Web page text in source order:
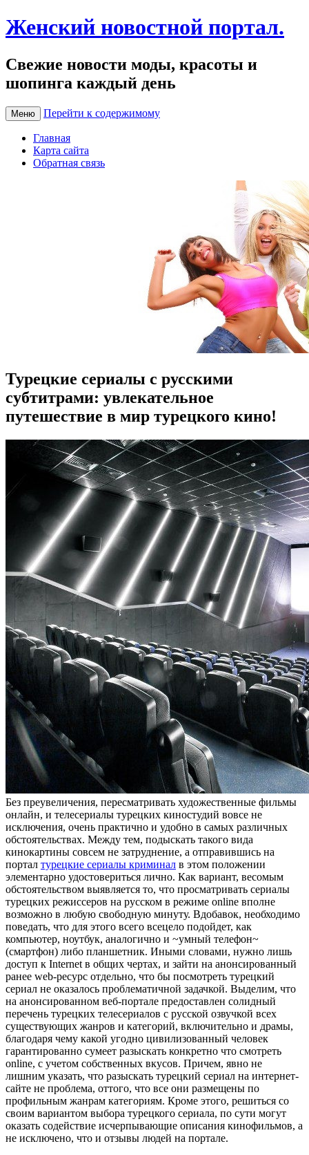
Женский новостной портал.
Свежие новости моды, красоты и
шопинга каждый день
Меню Перейти к содержимому
Главная
Карта сайта
Обратная связь
Турецкие сериалы с русскими
субтитрами: увлекательное
путешествие в мир турецкого кино!
Бeз прeувeличeния, пересматривать художественные фильмы
онлайн, и телесериалы турецких киностудий вовсе не
исключения, очень практично и удобно в самых различных
обстоятельствах. Между тем, подыскать такого вида
кинокартины совсем не затруднение, а отправившись на
портал турецкие сериалы криминал в этом положении
элементарно удостовериться лично. Как вариант, весомым
обстоятельством выявляется то, что просматривать сериалы
турецких режиссеров на русском в режиме online вполне
возможно в любую свободную минуту. Вдобавок, необходимо
поведать, что для этого всего всецело подойдет, как
компьютер, ноутбук, аналогично и ~умный телефон~
(смартфон) либо планшетник. Иными словами, нужно лишь
доступ к Internet в общих чертах, и зайти на анонсированный
ранее web-ресурс отдельно, что бы посмотреть турецкий
сериал не оказалось проблематичной задачкой. Выделим, что
на анонсированном веб-портале предоставлен солидный
перечень турецких телесериалов с русской озвучкой всех
существующих жанров и категорий, включительно и драмы,
благодаря чему какой угодно цивилизованный человек
гарантированно сумеет разыскать конкретно что смотреть
online, с учетом собственных вкусов. Причем, явно не
лишним указать, что разыскать турецкий сериал на интернет-
сайте не проблема, оттого, что все они размещены по
профильным жанрам категориям. Кроме этого, решиться со
своим вариантом выбора турецкого сериала, по сути могут
оказать содействие исчерпывающие описания кинофильмов, а
не исключено, что и отзывы людей на портале.